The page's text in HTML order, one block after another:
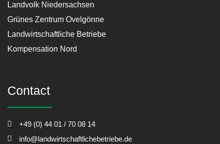
Landvolk Niedersachsen
Grünes Zentrum Ovelgönne
Landwirtschaftliche Betriebe
Kompensation Nord
Contact
+49 (0) 44 01 / 70 08 14
info@landwirtschaftlichebetriebe.de